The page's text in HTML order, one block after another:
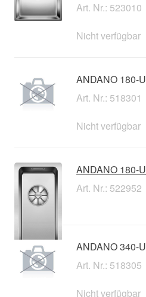
Art. Nr.: 523010
Nicht verfügbar
ANDANO 180-U
Art. Nr.: 518301
Nicht verfügbar
ANDANO 180-U
Art. Nr.: 522952
ANDANO 340-U
Art. Nr.: 518305
Nicht verfügbar